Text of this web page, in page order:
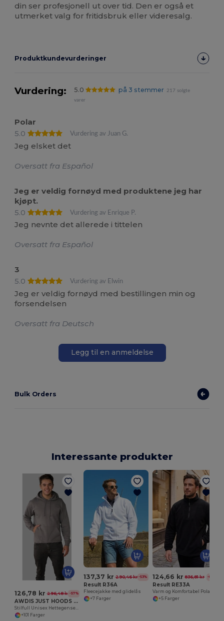
din ser profesjonell ut over tid. Den er også et
utmerket valg for fritidsbruk eller videresalg.
Produktkundevurderinger
Vurdering: 5.0 på 3 stemmer
217 solgte
varer
Polar
5.0
Vurdering av Juan G.
Jeg elsket det
Oversatt fra Español
Jeg er veldig fornøyd med produktene jeg har
kjøpt.
5.0
Vurdering av Enrique P.
Jeg nevnte det allerede i tittelen
Oversatt fra Español
3
5.0
Vurdering av Elwin
Jeg er veldig fornøyd med bestillingen min og
forsendelsen
Oversatt fra Deutsch
Legg til en anmeldelse
Bulk Orders
Interessante produkter
126,78 kr 296,48 kr -57%
AWDIS JUST HOODS JH001
+101 Farger
137,37 kr 290,46 kr -53%
Result R36A
Fleecejakke med glidelås
+7 Farger
124,66 kr 836,81 kr -85%
Result RE33A
+5 Farger